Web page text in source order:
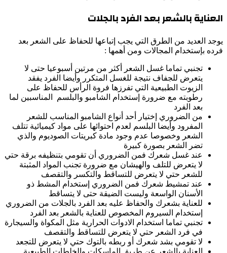
العناية بالشعر بعد الفرد بالجلات
يوجد العديد من الطرق التي يجب إتباعها للحفاظ على الشعر بعد
فرده بإستخدام المجالات ومن أهمها :
تجنبي تماما غسل الشعر أكثر من مرتين أسبوعيا حتى لا
يتعرض للجفاف نتيجة للغسل المتكرر وأيضا الفرد يفقد
الزيوت الطبيعية التي تفرزها فروة الرأس للحفاظ على
رطوبته مع ضرورة إستخدام الشامبو والبلسم المناسبين لما
بعد الفرد
من الضروري إختيار أحد أنواع الشامبو المناسب للشعر
المفرود وأيضا البلسم لعدم احتوائها على مواد كيميائية تتلف
الشعر وخصوصا عدم وجود مادة كبريتات الصوديوم والذي
تضر الشعر بصورة كبيرة
عند غسل شعرك فمن الضروري أن تقومي بتنظيفه برقة حتي
لا يتعرض للتلف والهيشان مع ضرورة تجنب المواد المثبتة
للشعر حتي لا يتعرض للتساقط والتكسر والتقصف
عند تمشيط شعرك فمن الضروري إستخدام المشط ذو
الأسنان الواسعة وليست الضيقة حتى لا يتساقط
للعناية بشعرك والحفاظ عليه بعد الفرد بالجلات من الضروري
إستخدام السيروم المخصوص للعناية بالشعر بعد الفرد
تجنبي تماما استخدام الادوات الحرارية مثل المكواة والسيجارة
في فرد الشعر حتي لا يتعرض للتساقط والتقصف
لا تقومي بشد شعرك أو ربطه بالتوك حتي لا يتعرض للتجعد